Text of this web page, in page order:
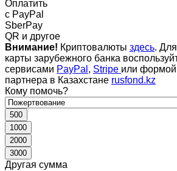
Оплатить
c PayPal
SberPay
QR и другое
Внимание! Криптовалюты здесь.
карты зарубежного банка
сервисами PayPal , Stripe или
партнера в Казахстане rusfond.kz
Кому помочь?
500
1000
2000
3000
Другая сумма